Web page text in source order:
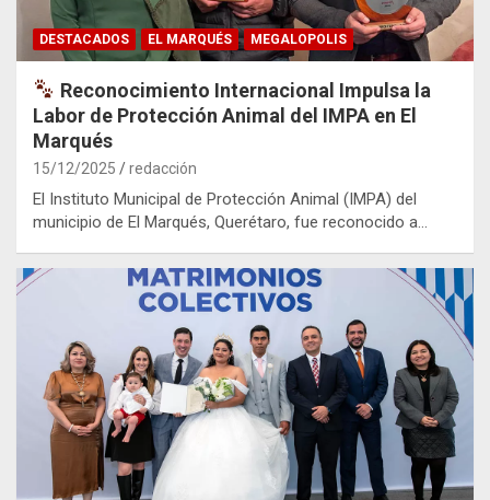
DESTACADOS EL MARQUÉS MEGALOPOLIS
Reconocimiento Internacional Impulsa la
Labor de Protección Animal del IMPA en El
Marqués
15/12/2025 redacción
El Instituto Municipal de Protección Animal (IMPA) del
municipio de El Marqués, Querétaro, fue reconocido a…